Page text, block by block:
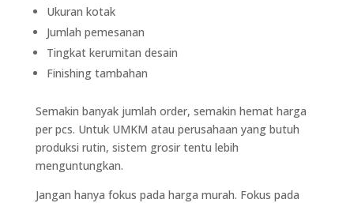
Ukuran kotak
Jumlah pemesanan
Tingkat kerumitan desain
Finishing tambahan
Semakin banyak jumlah order, semakin hemat harga
per pcs. Untuk UMKM atau perusahaan yang butuh
produksi rutin, sistem grosir tentu lebih
menguntungkan.
Jangan hanya fokus pada harga murah. Fokus pada